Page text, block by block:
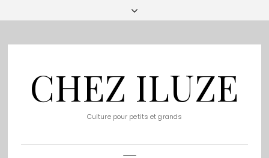
CHEZ ILUZE
Culture pour petits et grands